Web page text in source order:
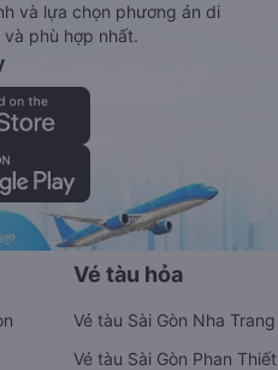
và lựa chọn phương án di
phù hợp nhất.
Vé tàu hỏa
Vé tàu Sài Gòn Nha Trang
Vé tàu Sài Gòn Phan Thiết